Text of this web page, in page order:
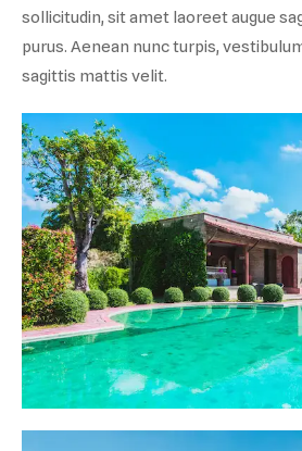
sollicitudin, sit amet laoreet augue
purus. Aenean nunc turpis,
sagittis mattis velit.